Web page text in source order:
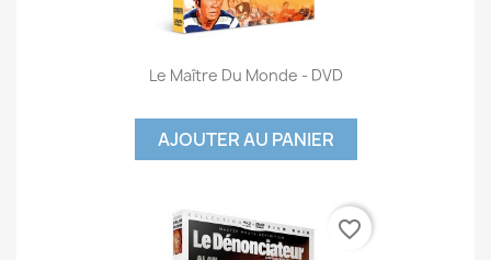
Le Maître Du Monde - DVD
AJOUTER AU PANIER
favorite_border